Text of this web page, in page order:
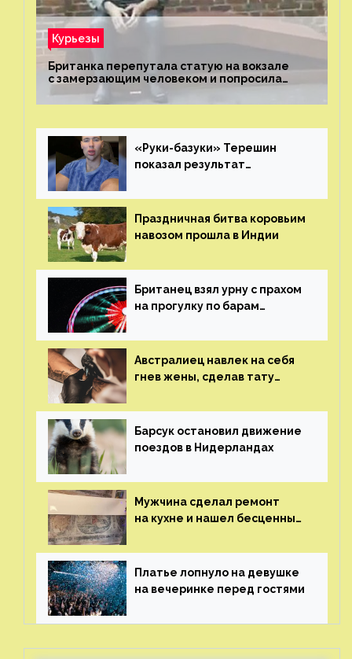
Курьезы
Британка перепутала статую на вокзале
с замерзающим человеком и попросила
о помощи
«Руки-базуки» Терешин
показал результат
Праздничная битва коровьим
навозом прошла в Индии
Британец взял урну с прахом
на прогулку по барам
Австралиец навлек на себя
гнев жены, сделав тату
Барсук остановил движение
поездов в Нидерландах
Мужчина сделал ремонт
на кухне и нашел бесценные
Платье лопнуло на девушке
на вечеринке перед гостями